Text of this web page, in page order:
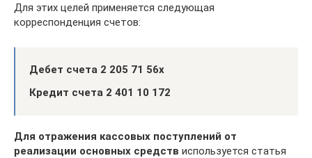
Для этих целей применяется следующая
корреспонденция счетов:
Дебет счета 2 205 71 56х
Кредит счета 2 401 10 172
Для отражения кассовых поступлений от
реализации основных средств используется статья